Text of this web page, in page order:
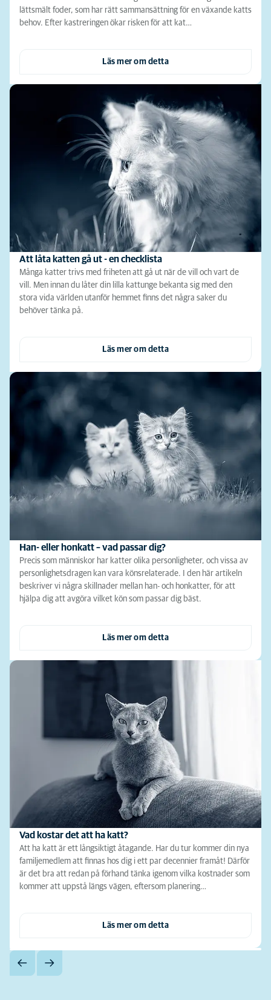
lättsmält foder, som har rätt sammansättning för en växande katts
behov. Efter kastreringen ökar risken för att kat…
Läs mer om detta
Att låta katten gå ut - en checklista
Många katter trivs med friheten att gå ut när de vill och vart de
vill. Men innan du låter din lilla kattunge bekanta sig med den
stora vida världen utanför hemmet finns det några saker du
behöver tänka på.
Läs mer om detta
Han- eller honkatt – vad passar dig?
Precis som människor har katter olika personligheter, och vissa av
personlighetsdragen kan vara könsrelaterade. I den här artikeln
beskriver vi några skillnader mellan han- och honkatter, för att
hjälpa dig att avgöra vilket kön som passar dig bäst.
Läs mer om detta
Vad kostar det att ha katt?
Att ha katt är ett långsiktigt åtagande. Har du tur kommer din nya
familjemedlem att finnas hos dig i ett par decennier framåt! Därför
är det bra att redan på förhand tänka igenom vilka kostnader som
kommer att uppstå längs vägen, eftersom planering…
Läs mer om detta